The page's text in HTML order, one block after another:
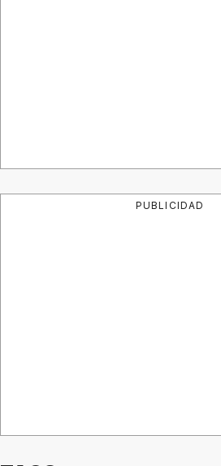
PUBLICIDAD